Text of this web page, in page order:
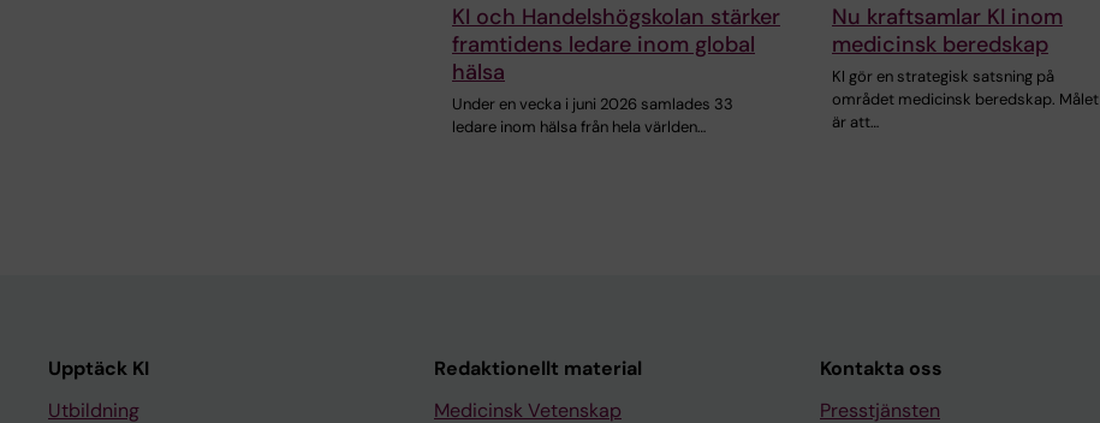
KI och Handelshögskolan stärker
framtidens ledare inom global
hälsa
Under en vecka i juni 2026 samlades 33
ledare inom hälsa från hela världen…
Nu kraftsamlar KI inom
medicinsk beredskap
KI gör en strategisk satsning på
området medicinsk beredskap. Målet
är att…
Upptäck KI
Utbildning
Redaktionellt material
Medicinsk Vetenskap
Kontakta oss
Presstjänsten